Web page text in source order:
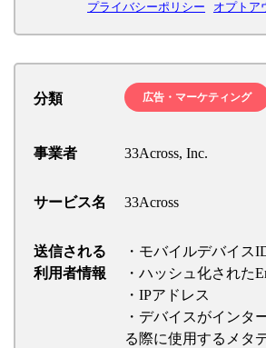
プライバシーポリシー オプトア
分類 広告・マーケティング
事業者 33Across, Inc.
サービス名 33Across
送信される
利用者情報
・モバイルデバイス
・ハッシュ化された
・IPアドレス
・デバイスがインタ
る際に使用するメタ